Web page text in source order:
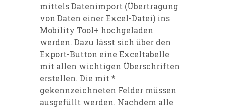
mittels Datenimport (Übertragung
von Daten einer Excel-Datei) ins
Mobility Tool+ hochgeladen
werden. Dazu lässt sich über den
Export-Button eine Exceltabelle
mit allen wichtigen Überschriften
erstellen. Die mit *
gekennzeichneten Felder müssen
ausgefüllt werden. Nachdem alle